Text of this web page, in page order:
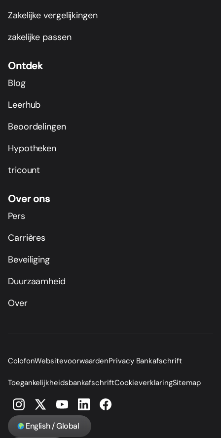
Zakelijke vergelijkingen
zakelijke passen
Ontdek
Blog
Leerhub
Beoordelingen
Hypotheken
tricount
Over ons
Pers
Carrières
Beveiliging
Duurzaamheid
Over
ColofonWebsitevoorwaardenPrivacy Bankafschrift
ToegankelijkheidsbankafschriftCookieverklaringSitemap
English / Global